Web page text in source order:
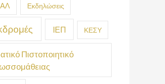
Εκδηλώσεις
ΙΕΠ ΚΕΣΥ
Πιστοποιητικό